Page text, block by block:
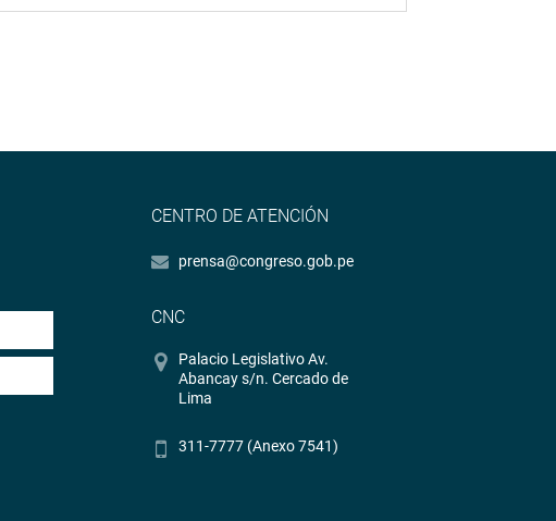
CENTRO DE ATENCIÓN
prensa@congreso.gob.pe
CNC
Palacio Legislativo Av.
Abancay s/n. Cercado de
Lima
311-7777 (Anexo 7541)